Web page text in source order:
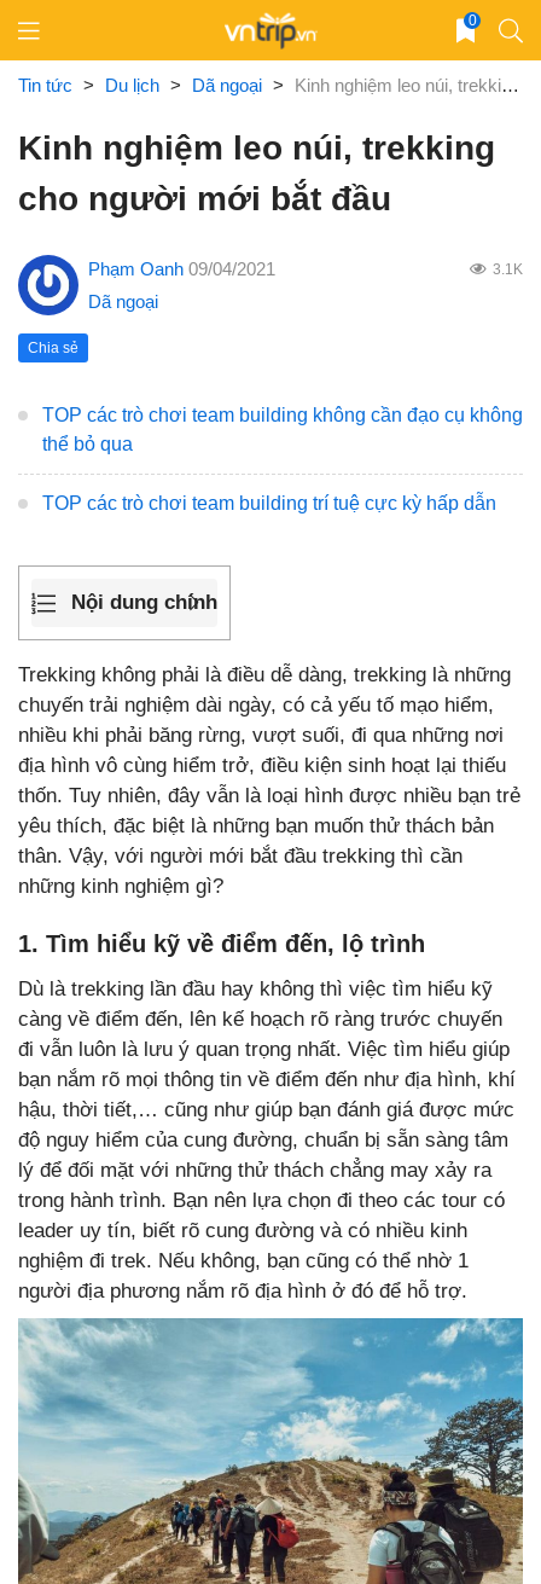
content
0
Tin tức > Du lịch > Dã ngoại > Kinh nghiệm leo núi, trekking cho người mới bắt đầu
Kinh nghiệm leo núi, trekking
cho người mới bắt đầu
Phạm Oanh 09/04/2021 3.1K
Dã ngoại
Chia sẻ
TOP các trò chơi team building không cần đạo cụ không
thể bỏ qua
TOP các trò chơi team building trí tuệ cực kỳ hấp dẫn
Nội dung chính
Trekking không phải là điều dễ dàng, trekking là những
chuyến trải nghiệm dài ngày, có cả yếu tố mạo hiểm,
nhiều khi phải băng rừng, vượt suối, đi qua những nơi
địa hình vô cùng hiểm trở, điều kiện sinh hoạt lại thiếu
thốn. Tuy nhiên, đây vẫn là loại hình được nhiều bạn trẻ
yêu thích, đặc biệt là những bạn muốn thử thách bản
thân. Vậy, với người mới bắt đầu trekking thì cần
những kinh nghiệm gì?
1. Tìm hiểu kỹ về điểm đến, lộ trình
Dù là trekking lần đầu hay không thì việc tìm hiểu kỹ
càng về điểm đến, lên kế hoạch rõ ràng trước chuyến
đi vẫn luôn là lưu ý quan trọng nhất. Việc tìm hiểu giúp
bạn nắm rõ mọi thông tin về điểm đến như địa hình, khí
hậu, thời tiết,… cũng như giúp bạn đánh giá được mức
độ nguy hiểm của cung đường, chuẩn bị sẵn sàng tâm
lý để đối mặt với những thử thách chẳng may xảy ra
trong hành trình. Bạn nên lựa chọn đi theo các tour có
leader uy tín, biết rõ cung đường và có nhiều kinh
nghiệm đi trek. Nếu không, bạn cũng có thể nhờ 1
người địa phương nắm rõ địa hình ở đó để hỗ trợ.